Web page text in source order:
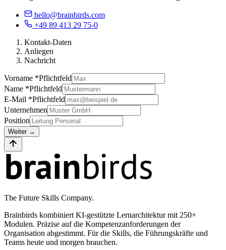
hello@brainbirds.com
+49 89 413 29 75-0
Kontakt-Daten
Anliegen
Nachricht
Vorname *Pflichtfeld
Name *Pflichtfeld
E-Mail *Pflichtfeld
Unternehmen
Position
Weiter→
The Future Skills Company.
Brainbirds kombiniert KI-gestützte Lernarchitektur mit 250+
Modulen. Präzise auf die Kompetenzanforderungen der
Organisation abgestimmt. Für die Skills, die Führungskräfte und
Teams heute und morgen brauchen.